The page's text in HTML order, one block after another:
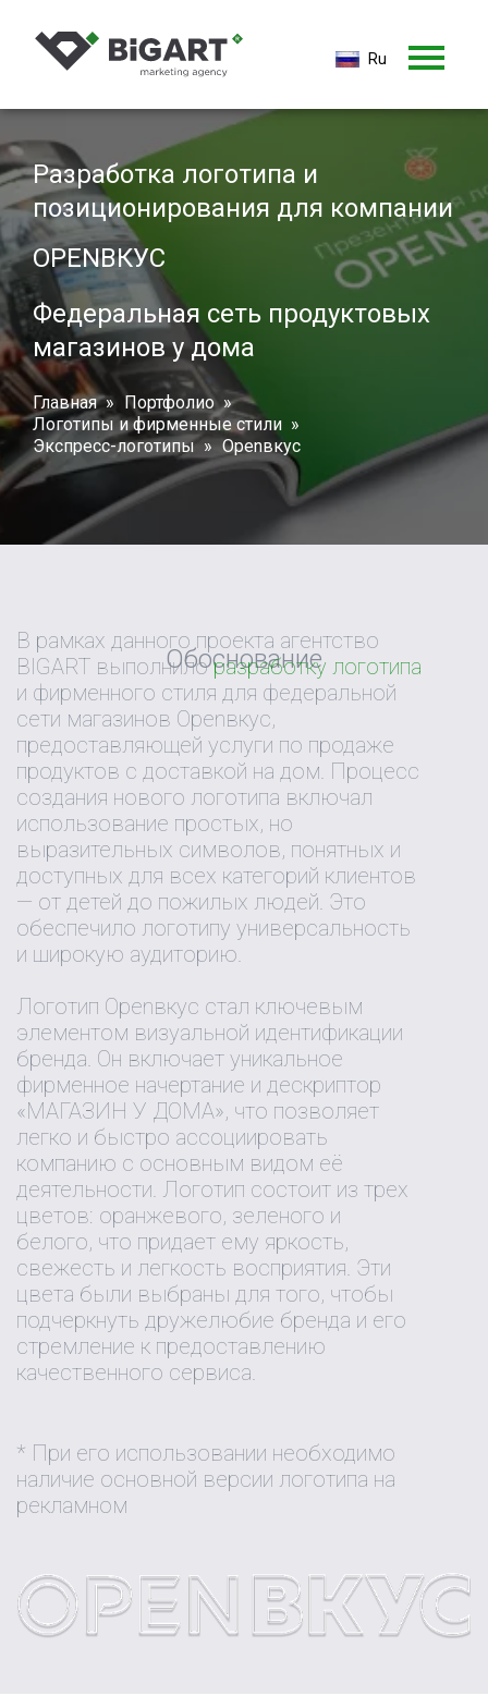
Ru
Разработка логотипа и
позиционирования для компании
OPENВКУС
Федеральная сеть продуктовых
магазинов у дома
Главная
Портфолио
Логотипы и фирменные стили
Экспресс-логотипы
Openвкус
Обоснование
В рамках данного проекта агентство
BIGART выполнилоразработку логотипа
и фирменного стиля для федеральной
сети магазинов Openвкус,
предоставляющей услуги по продаже
продуктов с доставкой на дом. Процесс
создания нового логотипа включал
использование простых, но
выразительных символов, понятных и
доступных для всех категорий клиентов
— от детей до пожилых людей. Это
обеспечило логотипу универсальность
и широкую аудиторию.
Логотип Openвкус стал ключевым
элементом визуальной идентификации
бренда. Он включает уникальное
фирменное начертание и дескриптор
«МАГАЗИН У ДОМА», что позволяет
легко и быстро ассоциировать
компанию с основным видом её
деятельности. Логотип состоит из трех
цветов: оранжевого, зеленого и
белого, что придает ему яркость,
свежесть и легкость восприятия. Эти
цвета были выбраны для того, чтобы
подчеркнуть дружелюбие бренда и его
стремление к предоставлению
качественного сервиса.
* При его использовании необходимо
наличие основной версии логотипа на
рекламном